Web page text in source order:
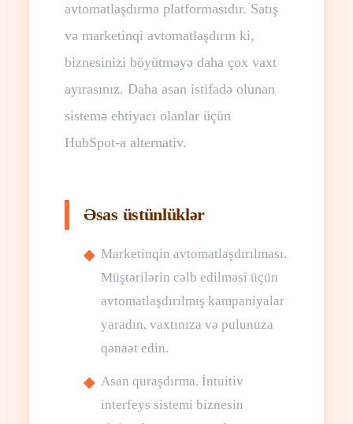
avtomatlaşdırma platformasıdır. Satış
və marketinqi avtomatlaşdırın ki,
biznesinizi böyütməyə daha çox vaxt
ayırasınız. Daha asan istifadə olunan
sistemə ehtiyacı olanlar üçün
HubSpot-a alternativ.
Əsas üstünlüklər
Marketinqin avtomatlaşdırılması.
Müştərilərin cəlb edilməsi üçün
avtomatlaşdırılmış kampaniyalar
yaradın, vaxtınıza və pulunuza
qənaət edin.
Asan quraşdırma. İntuitiv
interfeys sistemi biznesin